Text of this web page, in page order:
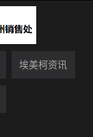
埃美柯资讯